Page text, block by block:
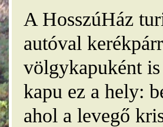
A HosszúHáz
autóval
völgykapuként
kapu ez a hely:
ahol a levegő